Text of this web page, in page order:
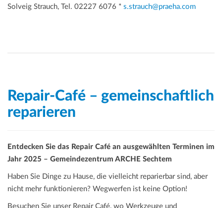
Solveig Strauch, Tel. 02227 6076 * s.strauch@praeha.com
Repair-Café – gemeinschaftlich
reparieren
Entdecken Sie das Repair Café an ausgewählten Terminen im
Jahr 2025 – Gemeindezentrum ARCHE Sechtem
Haben Sie Dinge zu Hause, die vielleicht reparierbar sind, aber
nicht mehr funktionieren? Wegwerfen ist keine Option!
Besuchen Sie unser Repair Café, wo Werkzeuge und